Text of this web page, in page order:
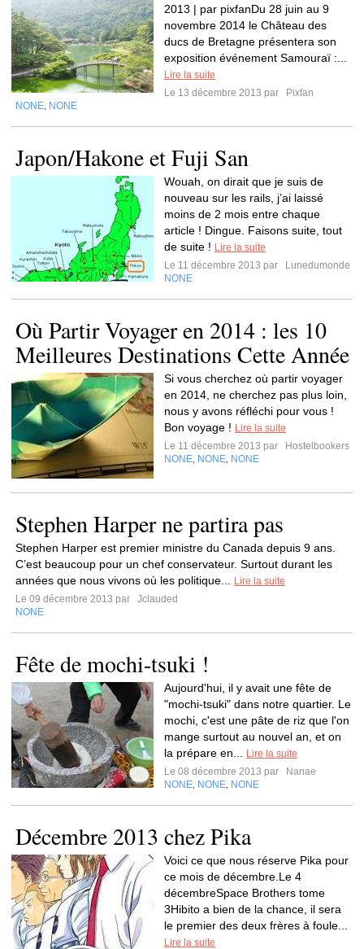
2013 | par pixfanDu 28 juin au 9
novembre 2014 le Château des
ducs de Bretagne présentera son
exposition événement Samouraï :...
Lire la suite
Le 13 décembre 2013 par
Pixfan
NONE NONE
Japon/Hakone et Fuji San
Wouah, on dirait que je suis de
nouveau sur les rails, j’ai laissé
moins de 2 mois entre chaque
article ! Dingue. Faisons suite, tout
de suite ! Lire la suite
Le 11 décembre 2013 par
Lunedumonde
NONE
Où Partir Voyager en 2014 : les 10
Meilleures Destinations Cette Année
Si vous cherchez où partir voyager
en 2014, ne cherchez pas plus loin,
nous y avons réfléchi pour vous !
Bon voyage ! Lire la suite
Le 11 décembre 2013 par
Hostelbookers
NONE NONE NONE
Stephen Harper ne partira pas
Stephen Harper est premier ministre du Canada depuis 9 ans.
C’est beaucoup pour un chef conservateur. Surtout durant les
années que nous vivons où les politique...
Lire la suite
Le 09 décembre 2013 par
Jclauded
NONE
Fête de mochi-tsuki !
Aujourd'hui, il y avait une fête de
"mochi-tsuki" dans notre quartier. Le
mochi, c'est une pâte de riz que l'on
mange surtout au nouvel an, et on
la prépare en...
Lire la suite
Le 08 décembre 2013 par
Nanae
NONE NONE NONE
Décembre 2013 chez Pika
Voici ce que nous réserve Pika pour
ce mois de décembre.Le 4
décembreSpace Brothers tome
3Hibito a bien de la chance, il sera
le premier des deux frères à foule...
Lire la suite